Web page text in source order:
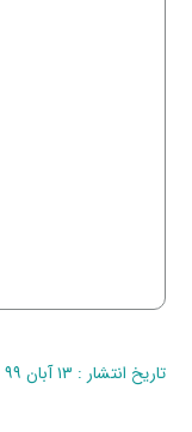
تاریخ انتشار : ۱۳ آبان ۹۹